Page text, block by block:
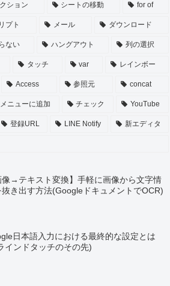
ション シートの移動 for of
プト メール ダウンロード
ない ハングアウト 列の選択
タッチ var レインボー
Access 参照元 concat
メニューに追加 チェック YouTube
登録URL LINE Notify 新エディタ
像→テキスト変換】手軽に画像から文字情
抜き出す方法(GoogleドキュメントでOCR)
日本語入力における最終的な設定とは
インドタッチのその先)